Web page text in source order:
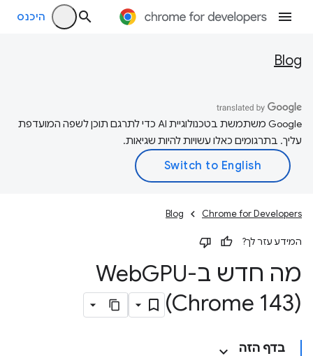
היכנס
Blog
‫Google משתמשת בטכנולוגיית AI כדי לתרגם תוכן לשפה המועדפת
עליך. בתרגומים כאלו עשויות להיות שגיאות.
Chrome for Developers
Blog
המידע עזר לך?
מה חדש ב-Web
(Chrome 143)
בדף הזה